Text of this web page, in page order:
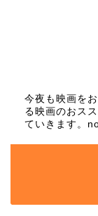
今夜も映画を
る映画のおス
ていきます。